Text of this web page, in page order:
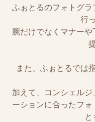
ふぉとるのフォトグ
行
腕だけでなくマナー
また、ふぉとるでは
加えて、コンシェル
ーションに合ったフ
と